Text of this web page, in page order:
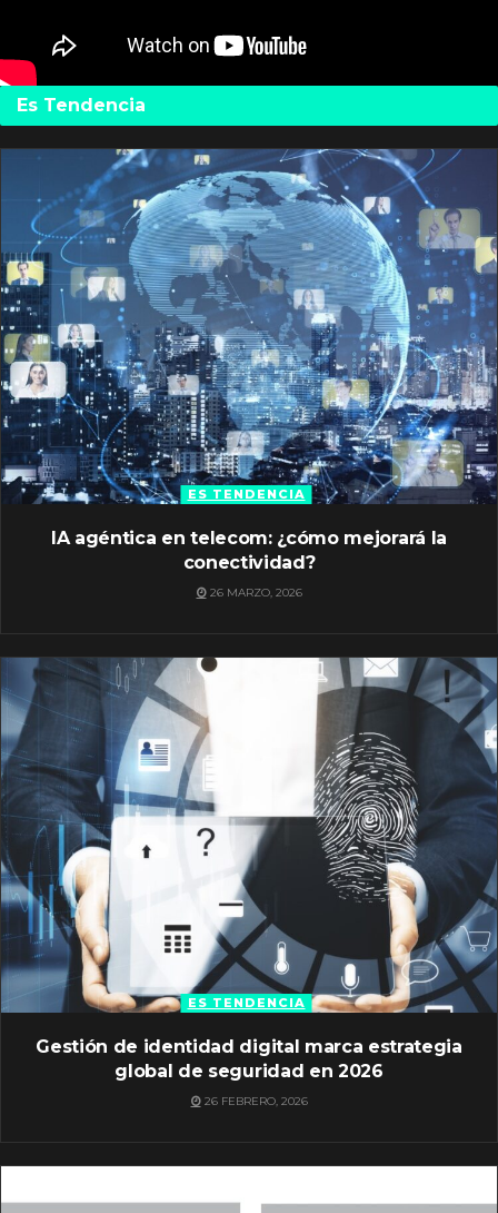
Es Tendencia
ES TENDENCIA
IA agéntica en telecom: ¿cómo mejorará la
conectividad?
26 MARZO, 2026
ES TENDENCIA
Gestión de identidad digital marca estrategia
global de seguridad en 2026
26 FEBRERO, 2026